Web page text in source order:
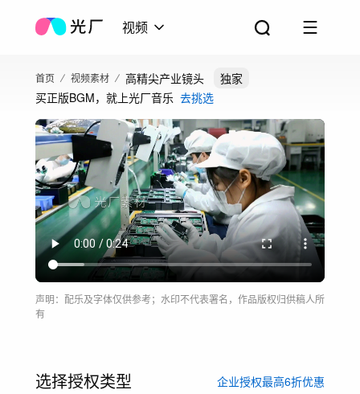
视频
首页 视频素材 高精尖产业镜头
独家
买正版BGM，就上光厂音乐 去挑选
声明：配乐及字体仅供参考；水印不代表署名，作品版权归供稿人所
有
选择授权类型 企业授权最高6折优惠